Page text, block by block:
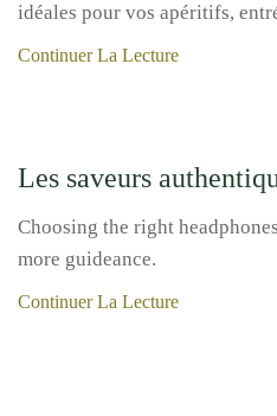
idéales pour vos apéritifs,
Continuer La Lecture
Les saveurs
Choosing the right
more guideance.
Continuer La Lecture